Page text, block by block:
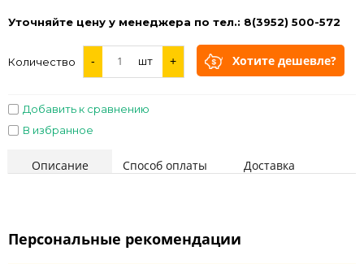
Уточняйте цену у менеджера по тел.: 8(3952) 500-572
Количество - шт + Хотите дешевле?
Добавить к сравнению
В избранное
Описание Способ оплаты Доставка
Персональные рекомендации